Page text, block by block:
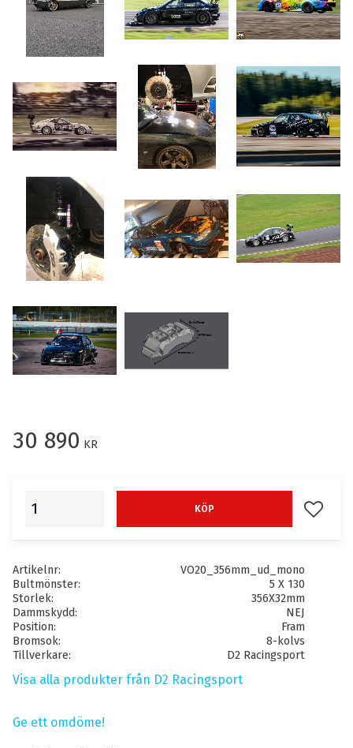
30 890 KR
KÖP Lägg
Artikelnr
VO20_356mm_ud_mono
Bultmönster
5 X 130
Storlek
356X32mm
Dammskydd
NEJ
Position
Fram
Bromsok
8-kolvs
Tillverkare
D2 Racingsport
Visa alla produkter från D2 Racingsport
Ge ett omdöme!